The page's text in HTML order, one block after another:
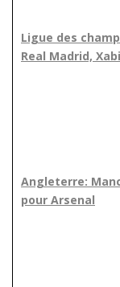
Ligue des
Real Madrid,
Angleterre:
pour Arsenal